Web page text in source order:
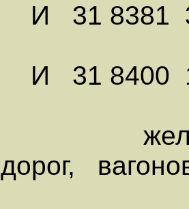
И 31 8381 3
И 31 8400 1
дорог,